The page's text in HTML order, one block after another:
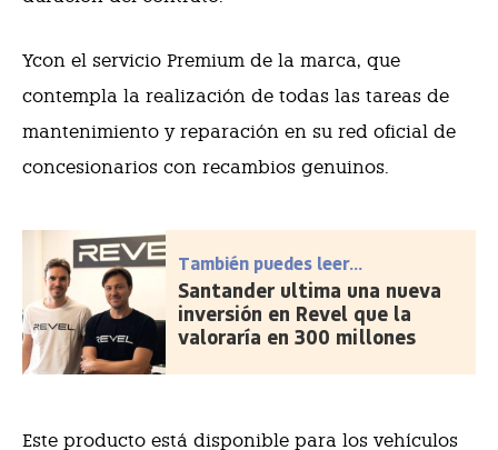
Ycon el servicio Premium de la marca, que
contempla la realización de todas las tareas de
mantenimiento y reparación en su red oficial de
concesionarios con recambios genuinos.
También puedes leer...
Santander ultima una nueva
inversión en Revel que la
valoraría en 300 millones
Este producto está disponible para los vehículos